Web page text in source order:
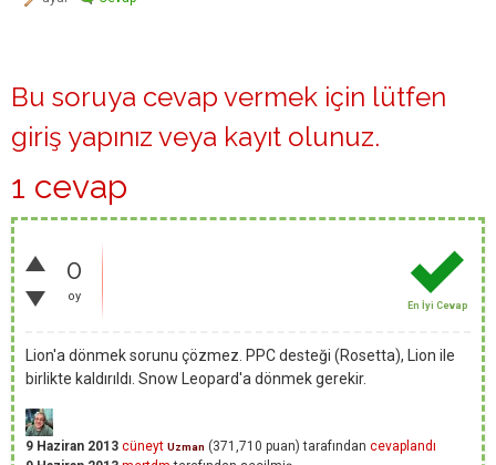
Bu soruya cevap vermek için lütfen
giriş yapınız veya kayıt olunuz.
1 cevap
0
oy
En İyi Cevap
Lion'a dönmek sorunu çözmez. PPC desteği (Rosetta), Lion ile
birlikte kaldırıldı. Snow Leopard'a dönmek gerekir.
9 Haziran 2013 cüneyt Uzman (371,710 puan) tarafından cevaplandı